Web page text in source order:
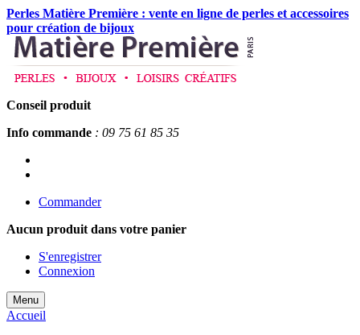
Perles Matière Première : vente en ligne de perles et accessoires
pour création de bijoux
Conseil produit
Info commande : 09 75 61 85 35
Commander
Aucun produit dans votre panier
S'enregistrer
Connexion
Menu
Accueil